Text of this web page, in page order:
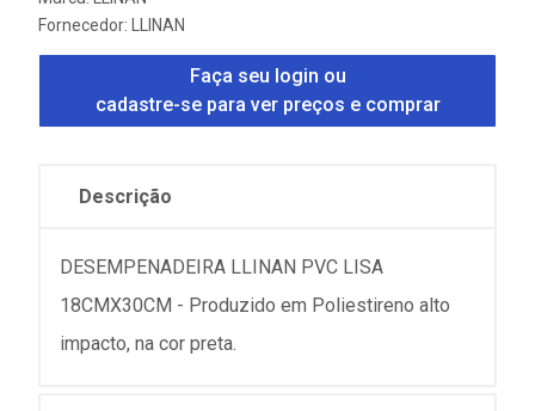
Fornecedor:
LLINAN
Faça seu login ou
cadastre-se para ver preços e comprar
Descrição
DESEMPENADEIRA LLINAN PVC LISA
18CMX30CM - Produzido em Poliestireno alto
impacto, na cor preta.